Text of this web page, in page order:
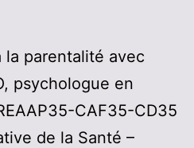
la parentalité avec
psychologue en
CAF35-CD35
de la Santé –